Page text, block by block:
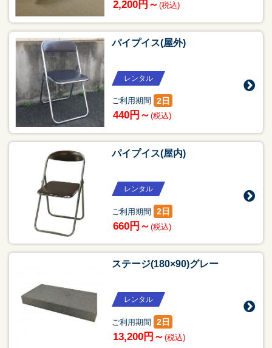
2,200円～ (税込)
パイプイス(屋外)
レンタル
ご利用期間 2日
440円～ (税込)
パイプイス(屋内)
レンタル
ご利用期間 2日
660円～ (税込)
ステージ(180×90)グレー
レンタル
ご利用期間 2日
13,200円～ (税込)